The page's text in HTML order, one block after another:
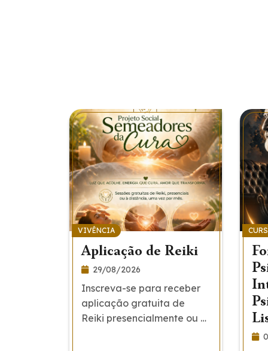
VIVÊNCIA
Aplicação de Reiki
29/08/2026
Inscreva-se para receber
aplicação gratuita de
Reiki presencialmente ou à